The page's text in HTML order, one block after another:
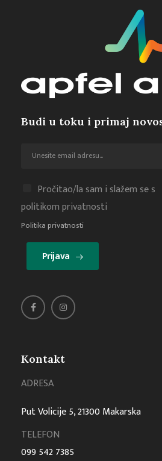
Kontakt
ADRESA
Put Volicije 5, 21300 Makarska
TELEFON
099 542 7385
Budi u toku i primaj
Pročitao/la sam i slažem se s
politikom privatnosti
Politika privatnosti
Prijava